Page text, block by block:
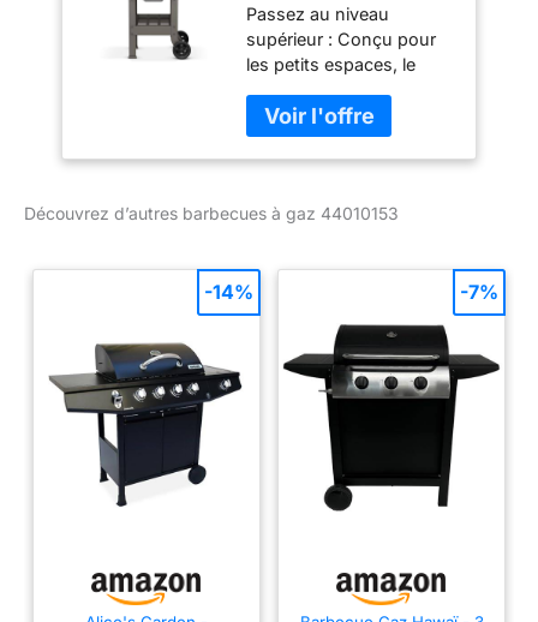
Passez au niveau
supérieur : Conçu pour
les petits espaces, le
brûleurs offre une
surface de cuisson
spacieuse, et possède
Gourmet BBQ et le
haute performance GS4
Un incontournable :
Préparez un dîner en
tête-à-tête ou recevez
quelques amis grâce à la
surface de cuisson de 51
x 46 cm ; les grilles en
fonte émaillée retiennent
la chaleur, assurent une
cuisson homogène, un
nettoyage facile et une
infinies : Transformez
votre barbecue Spirit II
Découvrez d’autres barbecues à gaz 44010153
-14% -7%